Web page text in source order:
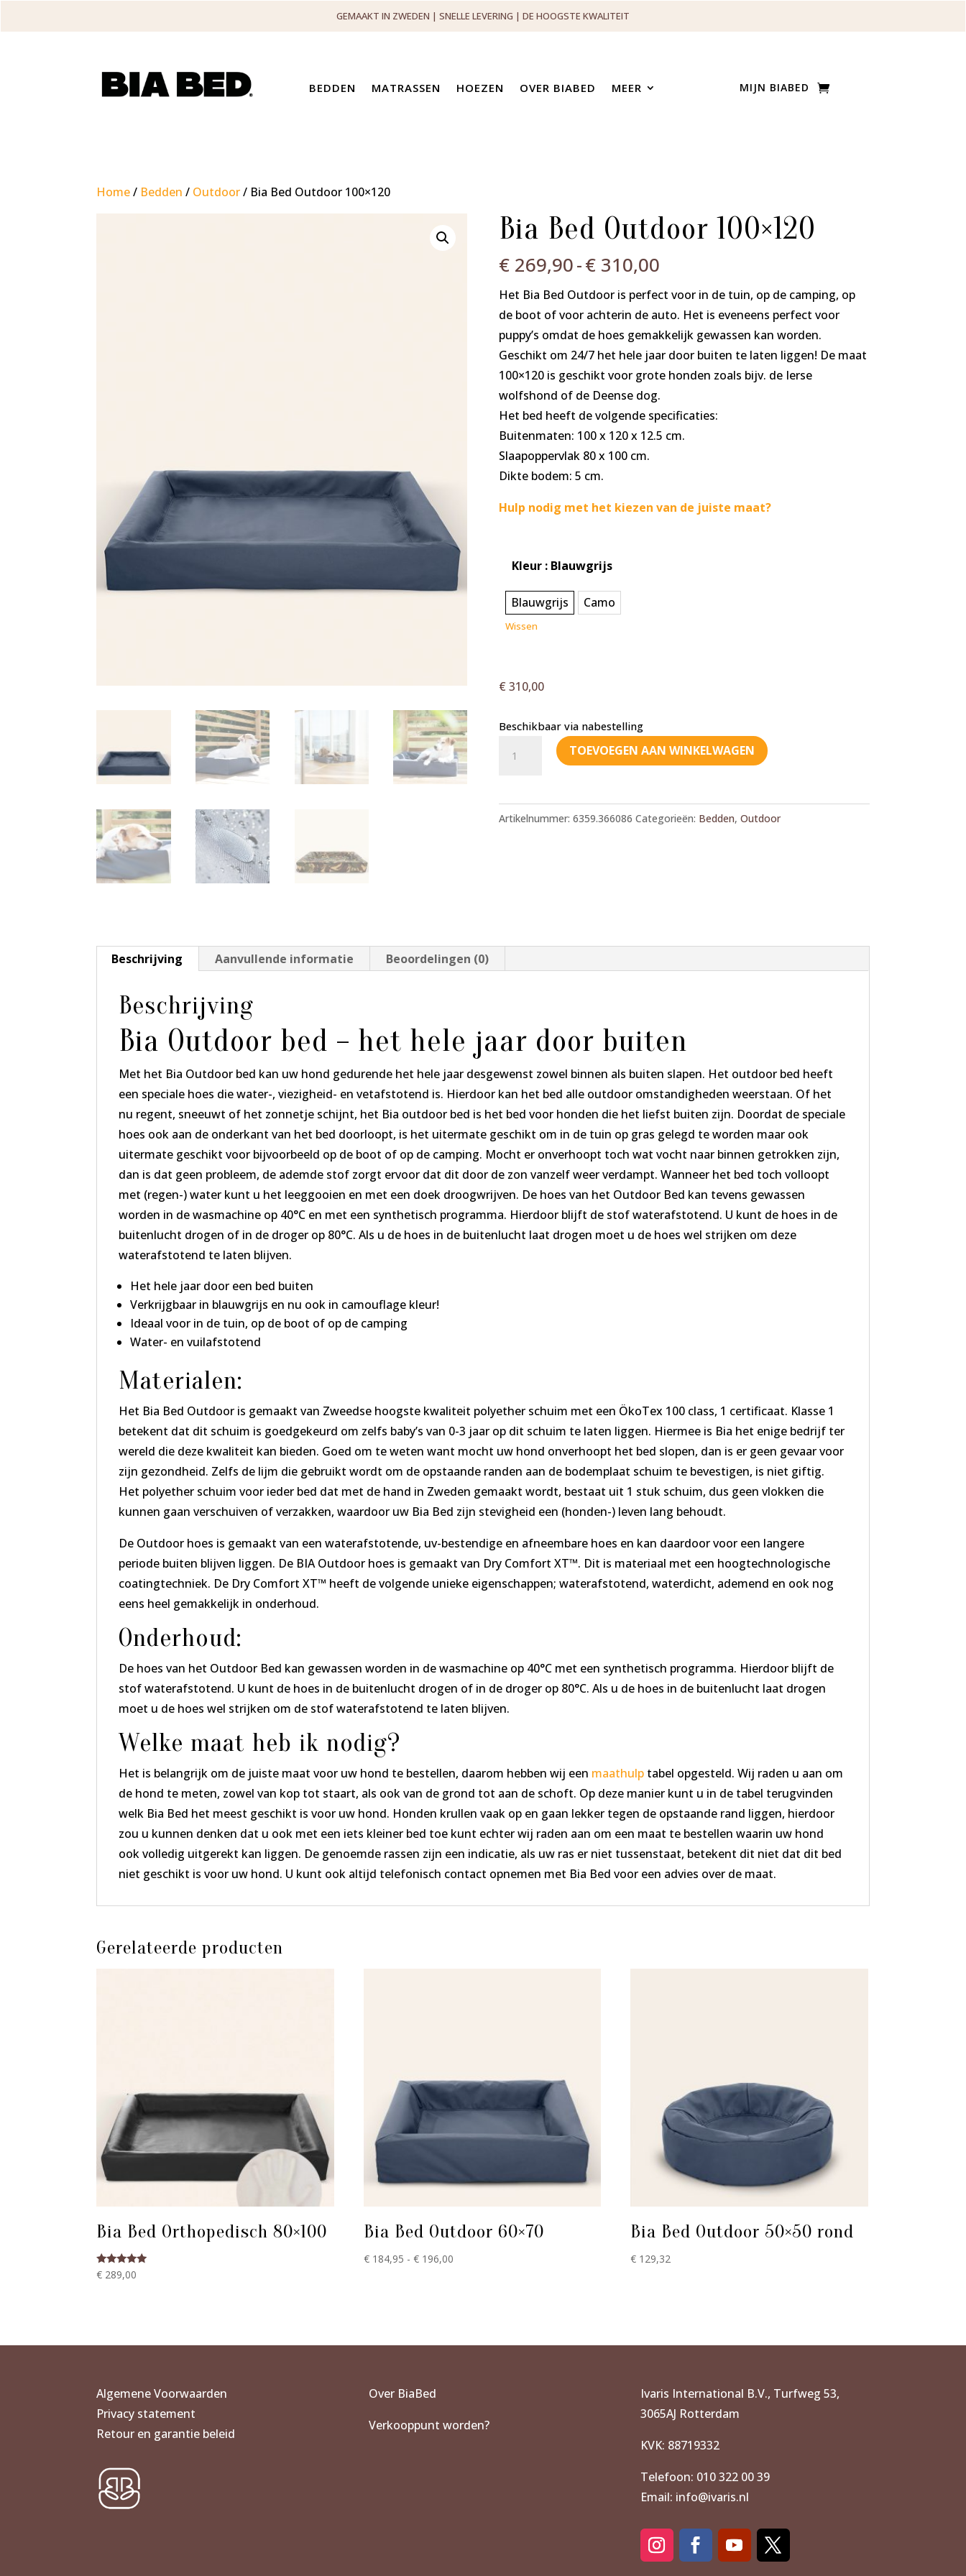
GEMAAKT IN ZWEDEN | SNELLE LEVERING | DE HOOGSTE KWALITEIT
BEDDEN MATRASSEN HOEZEN OVER BIABED MEER MIJN BIABED
Home/ Bedden / Outdoor/ Bia Bed Outdoor 100×120
Bia Bed Outdoor 100×120
€269,90-€310,00Prijsklasse:
€ 269,90
tot
€ 310,00
Het Bia Bed Outdoor is perfect voor in de tuin, op de camping, op
de boot of voor achterin de auto. Het is eveneens perfect voor
puppy’s omdat de hoes gemakkelijk gewassen kan worden.
Geschikt om 24/7 het hele jaar door buiten te laten liggen! De maat
100×120 is geschikt voor grote honden zoals bijv. de Ierse
wolfshond of de Deense dog.
Het bed heeft de volgende specificaties:
Buitenmaten: 100 x 120 x 12.5 cm.
Slaapoppervlak 80 x 100 cm.
Dikte bodem: 5 cm.
Hulp nodig met het kiezen van de juiste maat?
Kleur : Blauwgrijs
Blauwgrijs Camo
Wissen
€ 310,00
Beschikbaar via nabestelling
100x120
aantal
TOEVOEGEN AAN WINKELWAGEN
Artikelnummer: 6359.366086 Categorieën: Bedden, Outdoor
Beschrijving Aanvullende informatie Beoordelingen (0)
Beschrijving
Bia Outdoor bed – het hele jaar door buiten
Met het Bia Outdoor bed kan uw hond gedurende het hele jaar desgewenst zowel binnen als buiten slapen. Het outdoor bed heeft
een speciale hoes die water-, viezigheid- en vetafstotend is. Hierdoor kan het bed alle outdoor omstandigheden weerstaan. Of het
nu regent, sneeuwt of het zonnetje schijnt, het Bia outdoor bed is het bed voor honden die het liefst buiten zijn. Doordat de speciale
hoes ook aan de onderkant van het bed doorloopt, is het uitermate geschikt om in de tuin op gras gelegd te worden maar ook
uitermate geschikt voor bijvoorbeeld op de boot of op de camping. Mocht er onverhoopt toch wat vocht naar binnen getrokken zijn,
dan is dat geen probleem, de ademde stof zorgt ervoor dat dit door de zon vanzelf weer verdampt. Wanneer het bed toch volloopt
met (regen-) water kunt u het leeggooien en met een doek droogwrijven. De hoes van het Outdoor Bed kan tevens gewassen
worden in de wasmachine op 40°C en met een synthetisch programma. Hierdoor blijft de stof waterafstotend. U kunt de hoes in de
buitenlucht drogen of in de droger op 80°C. Als u de hoes in de buitenlucht laat drogen moet u de hoes wel strijken om deze
waterafstotend te laten blijven.
Het hele jaar door een bed buiten
Verkrijgbaar in blauwgrijs en nu ook in camouflage kleur!
Ideaal voor in de tuin, op de boot of op de camping
Water- en vuilafstotend
Materialen:
Het Bia Bed Outdoor is gemaakt van Zweedse hoogste kwaliteit polyether schuim met een ÖkoTex 100 class, 1 certificaat. Klasse 1
betekent dat dit schuim is goedgekeurd om zelfs baby’s van 0-3 jaar op dit schuim te laten liggen. Hiermee is Bia het enige bedrijf ter
wereld die deze kwaliteit kan bieden. Goed om te weten want mocht uw hond onverhoopt het bed slopen, dan is er geen gevaar voor
zijn gezondheid. Zelfs de lijm die gebruikt wordt om de opstaande randen aan de bodemplaat schuim te bevestigen, is niet giftig.
Het polyether schuim voor ieder bed dat met de hand in Zweden gemaakt wordt, bestaat uit 1 stuk schuim, dus geen vlokken die
kunnen gaan verschuiven of verzakken, waardoor uw Bia Bed zijn stevigheid een (honden-) leven lang behoudt.
De Outdoor hoes is gemaakt van een waterafstotende, uv-bestendige en afneembare hoes en kan daardoor voor een langere
periode buiten blijven liggen. De BIA Outdoor hoes is gemaakt van Dry Comfort XT™. Dit is materiaal met een hoogtechnologische
coatingtechniek. De Dry Comfort XT™ heeft de volgende unieke eigenschappen; waterafstotend, waterdicht, ademend en ook nog
eens heel gemakkelijk in onderhoud.
Onderhoud:
De hoes van het Outdoor Bed kan gewassen worden in de wasmachine op 40°C met een synthetisch programma. Hierdoor blijft de
stof waterafstotend. U kunt de hoes in de buitenlucht drogen of in de droger op 80°C. Als u de hoes in de buitenlucht laat drogen
moet u de hoes wel strijken om de stof waterafstotend te laten blijven.
Welke maat heb ik nodig?
Het is belangrijk om de juiste maat voor uw hond te bestellen, daarom hebben wij een maathulp tabel opgesteld. Wij raden u aan om
de hond te meten, zowel van kop tot staart, als ook van de grond tot aan de schoft. Op deze manier kunt u in de tabel terugvinden
welk Bia Bed het meest geschikt is voor uw hond. Honden krullen vaak op en gaan lekker tegen de opstaande rand liggen, hierdoor
zou u kunnen denken dat u ook met een iets kleiner bed toe kunt echter wij raden aan om een maat te bestellen waarin uw hond
ook volledig uitgerekt kan liggen. De genoemde rassen zijn een indicatie, als uw ras er niet tussenstaat, betekent dit niet dat dit bed
niet geschikt is voor uw hond. U kunt ook altijd telefonisch contact opnemen met Bia Bed voor een advies over de maat.
Gerelateerde producten
Bia Bed Orthopedisch 80×100
Gewaardeerd
5.00
€ 289,00
Bia Bed Outdoor 60×70
€184,95 - €196,00Prijsklasse:
Bia Bed Outdoor 50×50 rond
€ 129,32
Algemene Voorwaarden
Privacy statement
Retour en garantie beleid
Over BiaBed
Verkooppunt worden?
Ivaris International B.V., Turfweg 53,
3065AJ Rotterdam
KVK: 88719332
Telefoon: 010 322 00 39
Email: info@ivaris.nl